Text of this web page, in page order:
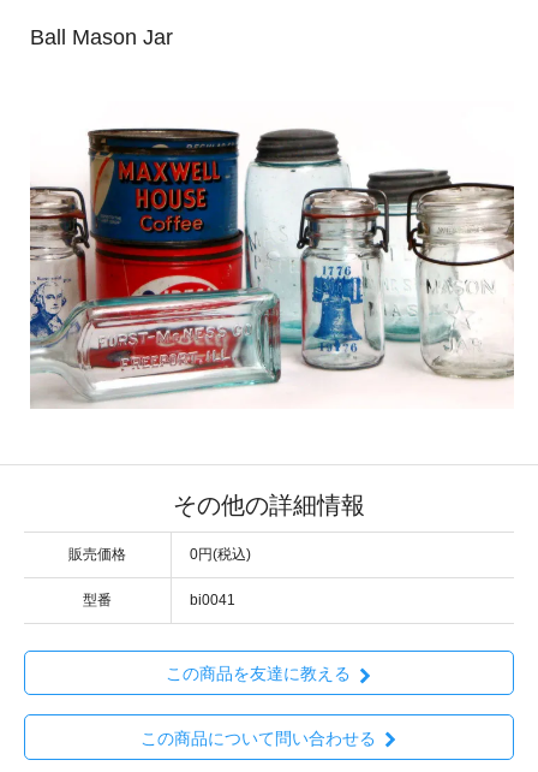
Ball Mason Jar
その他の詳細情報
販売価格 0円(税込)
型番 bi0041
この商品を友達に教える
この商品について問い合わせる